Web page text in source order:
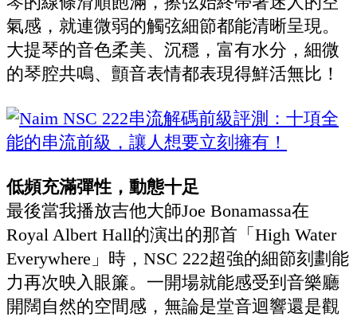
氣感，就連微弱的觸弦細節都能清晰呈現。
大提琴的音色柔美、沉穩，富有水分，細微
的琴腔共鳴、顫音表情都表現得鮮活無比！
低頻充滿彈性，動態十足
最後當我播放吉他大師Joe Bonamassa在
Royal Albert Hall的演出的那首「High Water
Everywhere」時，NSC 222超強的細節刻劃能
力再次映入眼簾。一開場就能感受到音樂廳
開闊自然的空間感，無論是堂音迴響還是觀